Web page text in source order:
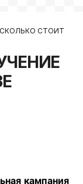
СКОЛЬКО СТОИТ
кампания